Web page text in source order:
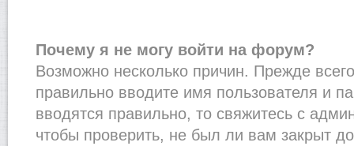
Почему я не могу войти на форум?
Возможно несколько причин. Прежде
правильно вводите имя пользователя и
вводятся правильно, то свяжитесь с
чтобы проверить, не был ли вам закрыт